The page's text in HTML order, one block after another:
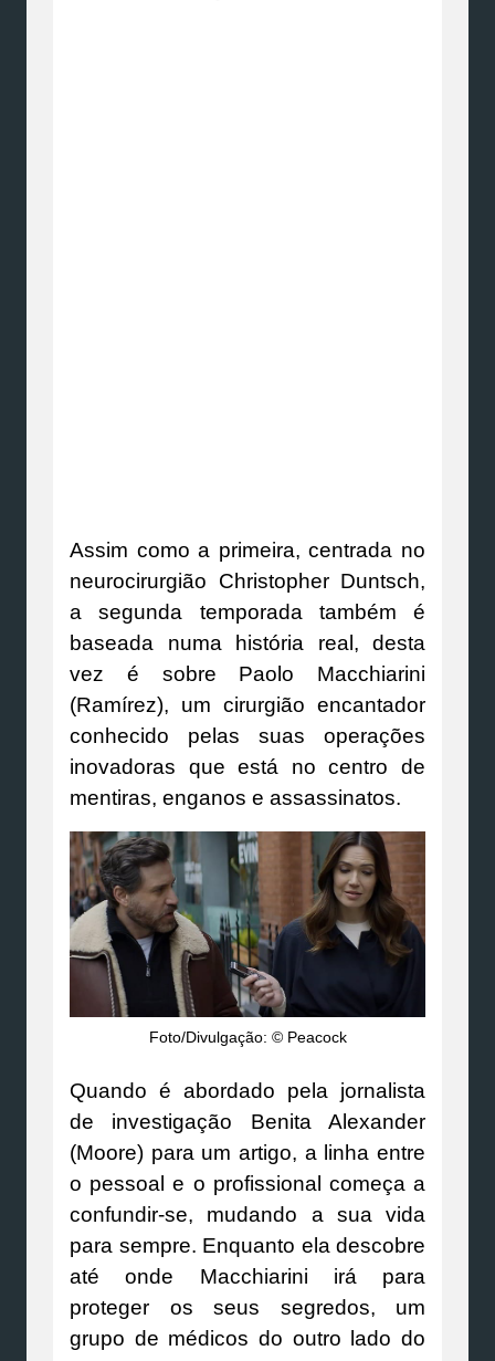
Assim como a primeira, centrada no
neurocirurgião Christopher Duntsch,
a segunda temporada também é
baseada numa história real, desta
vez é sobre Paolo Macchiarini
(Ramírez), um cirurgião encantador
conhecido pelas suas operações
inovadoras que está no centro de
mentiras, enganos e assassinatos.
Foto/Divulgação: © Peacock
Quando é abordado pela jornalista
de investigação Benita Alexander
(Moore) para um artigo, a linha entre
o pessoal e o profissional começa a
confundir-se, mudando a sua vida
para sempre. Enquanto ela descobre
até onde Macchiarini irá para
proteger os seus segredos, um
grupo de médicos do outro lado do